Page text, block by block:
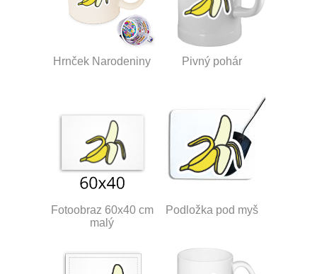
Hrnček Narodeniny Pivný pohár
Fotoobraz 60x40 cm
malý
Podložka pod myš